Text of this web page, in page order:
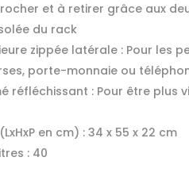
et à retirer grâce aux
du rack
zippée latérale : Pour les
porte-monnaie ou
réfléchissant : Pour être plus
en cm) :34 x 55 x 22 cm
:40